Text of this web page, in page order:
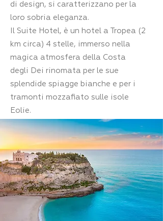
di design, si caratterizzano per la
loro sobria eleganza.
Il Suite Hotel, è un hotel a Tropea (2
km circa) 4 stelle, immerso nella
magica atmosfera della Costa
degli Dei rinomata per le sue
splendide spiagge bianche e per i
tramonti mozzafiato sulle isole
Eolie.